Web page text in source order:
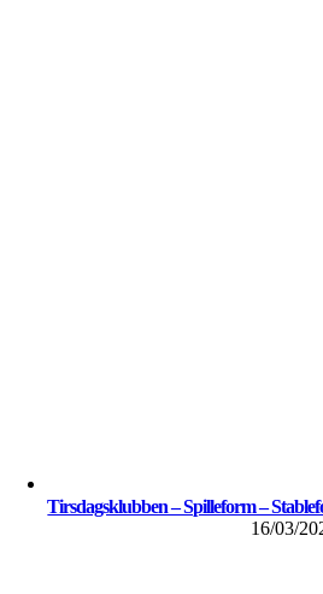
Tirsdagsklubben – Spilleform –
16/03/